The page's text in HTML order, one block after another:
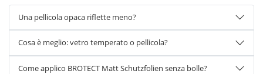
Una pellicola opaca riflette meno?
Cosa è meglio: vetro temperato o pellicola?
Come applico BROTECT Matt Schutzfolien senza bolle?